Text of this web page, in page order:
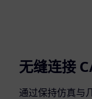
无缝连接
通过保持仿真与